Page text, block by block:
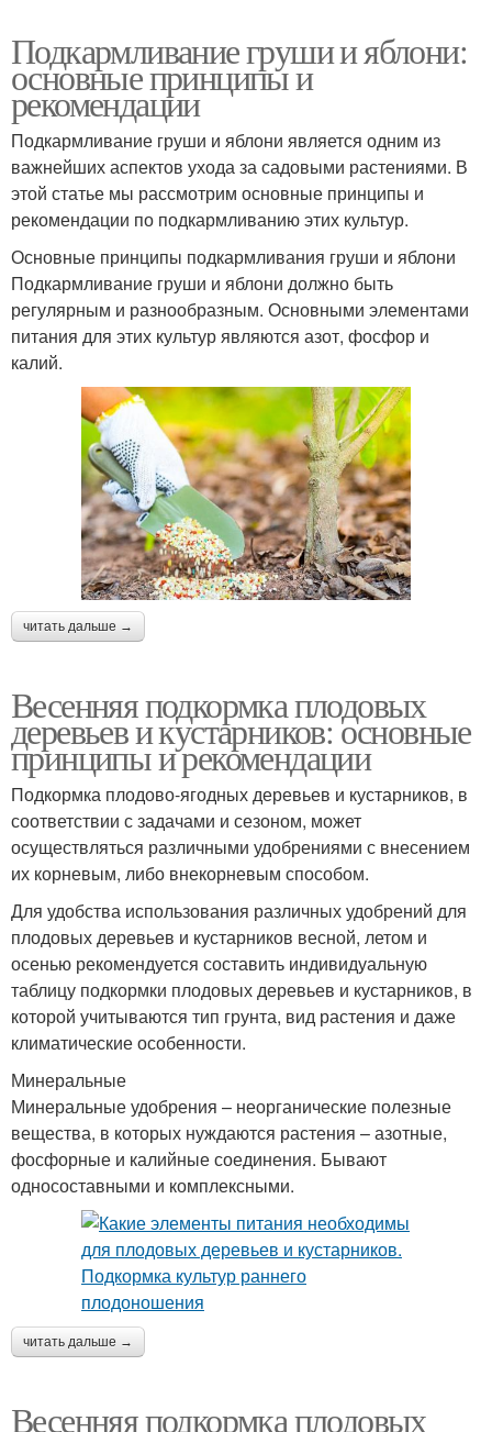
Подкармливание груши и яблони:
основные принципы и
рекомендации
Подкармливание груши и яблони является одним из
важнейших аспектов ухода за садовыми растениями. В
этой статье мы рассмотрим основные принципы и
рекомендации по подкармливанию этих культур.
Основные принципы подкармливания груши и яблони
Подкармливание груши и яблони должно быть
регулярным и разнообразным. Основными элементами
питания для этих культур являются азот, фосфор и
калий.
читать дальше →
Весенняя подкормка плодовых
деревьев и кустарников: основные
принципы и рекомендации
Подкормка плодово-ягодных деревьев и кустарников, в
соответствии с задачами и сезоном, может
осуществляться различными удобрениями с внесением
их корневым, либо внекорневым способом.
Для удобства использования различных удобрений для
плодовых деревьев и кустарников весной, летом и
осенью рекомендуется составить индивидуальную
таблицу подкормки плодовых деревьев и кустарников, в
которой учитываются тип грунта, вид растения и даже
климатические особенности.
Минеральные
Минеральные удобрения – неорганические полезные
вещества, в которых нуждаются растения – азотные,
фосфорные и калийные соединения. Бывают
односоставными и комплексными.
читать дальше →
Весенняя подкормка плодовых